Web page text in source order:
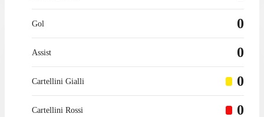
Gol 0
Assist 0
Cartellini Gialli 0
Cartellini Rossi 0